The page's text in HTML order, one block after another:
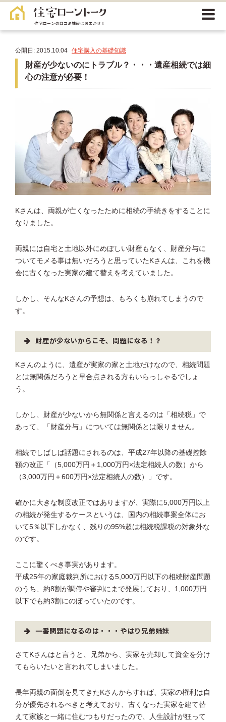
公開日: 2015.10.04 住宅購入の基礎知識
財産が少ないのにトラブル？・・・遺産相続では細
心の注意が必要！
Kさんは、両親が亡くなったために相続の手続きをすることに
なりました。
両親には自宅と土地以外にめぼしい財産もなく、財産分与に
ついてモメる事は無いだろうと思っていたKさんは、これを機
会に古くなった実家の建て替えを考えていました。
しかし、そんなKさんの予想は、もろくも崩れてしまうので
す。
財産が少ないからこそ、問題になる！？
Kさんのように、遺産が実家の家と土地だけなので、相続問題
とは無関係だろうと早合点される方もいらっしゃるでしょ
う。
しかし、財産が少ないから無関係と言えるのは「相続税」で
あって、「財産分与」については無関係とは限りません。
相続でしばしば話題にされるのは、平成27年以降の基礎控除
額の改正「（5,000万円＋1,000万円×法定相続人の数）から
（3,000万円＋600万円×法定相続人の数）」です。
確かに大きな制度改正ではありますが、実際に5,000万円以上
の相続が発生するケースというは、国内の相続事案全体にお
いて5％以下しかなく、残りの95%超は相続税課税の対象外な
のです。
ここに驚くべき事実があります。
平成25年の家庭裁判所における5,000万円以下の相続財産問題
のうち、約8割が調停や審判にまで発展しており、1,000万円
以下でも約3割にのぼっていたのです。
一番問題になるのは・・・やはり兄弟姉妹
さてKさんはと言うと、兄弟から、実家を売却して資金を分け
てもらいたいと言われてしまいました。
長年両親の面倒を見てきたKさんからすれば、実家の権利は自
分が優先されるべきと考えており、古くなった実家を建て替
えて家族と一緒に住むつもりだったので、人生設計が狂って